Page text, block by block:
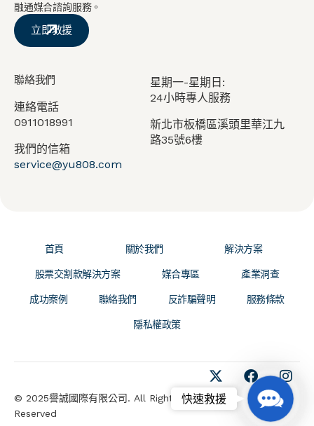
融通媒合諮詢服務。
立即救援
聯絡我們
連絡電話
0911018991
我們的信箱
service@yu808.com
星期一-星期日:
24小時專人服務
新北市板橋區溪頭里華江九
路35號6樓
首頁 關於我們 解決方案
股票交割款解決方案 媒合專區 產業洞查
成功案例 聯絡我們 反詐騙聲明 服務條款
隱私權政策
© 2025譽誠國際有限公司. All Rights
Reserved
Contact
Us
快速救援